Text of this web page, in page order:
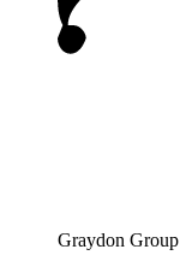
Graydon Group